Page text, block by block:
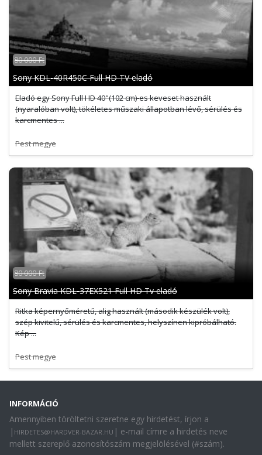
80 000 Ft
Sony KDL-40R450C Full HD TV eladó
Eladó egy Sony Full HD 40"(102 cm)-es keveset használt
(nyaralóban volt), tökéletes műszaki állapotban lévő, sérülés és
karcmentes ...
Pest megye
80 000 Ft
Sony Bravia KDL-37EX521 Full HD Tv eladó
Ritka képernyőméretű, alig használt (második készülék volt),
szép kivitelű, sérülés és karcmentes, helyszínen kipróbálható.
Kép ...
Pest megye
INFORMÁCIÓ
Amennyiben töröltetni szeretne egy hirdetést, írjon a
| HIRDETES@HARDVER-BAZAR.HU | e-mail címre a hirdetés neve
mellett szereplő azonosítószám megjelölésével (#szám).